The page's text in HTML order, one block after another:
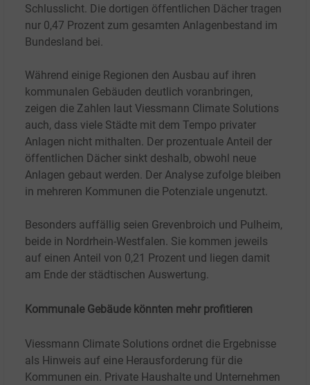
Schlusslicht. Die dortigen öffentlichen Dächer tragen
nur 0,47 Prozent zum gesamten Anlagenbestand im
Bundesland bei.
Während einige Regionen den Ausbau auf ihren
kommunalen Gebäuden deutlich voranbringen,
zeigen die Zahlen laut Viessmann Climate Solutions
auch, dass viele Städte mit dem Tempo privater
Anlagen nicht mithalten. Der prozentuale Anteil der
öffentlichen Dächer sinkt deshalb, obwohl neue
Anlagen gebaut werden. Der Analyse zufolge bleiben
in mehreren Kommunen die Potenziale ungenutzt.
Besonders auffällig seien Grevenbroich und Pulheim,
beide in Nordrhein-Westfalen. Sie kommen jeweils
auf einen Anteil von 0,21 Prozent und liegen damit
am Ende der städtischen Auswertung.
Kommunale Gebäude könnten mehr profitieren
Viessmann Climate Solutions ordnet die Ergebnisse
als Hinweis auf eine Herausforderung für die
Kommunen ein. Private Haushalte und Unternehmen